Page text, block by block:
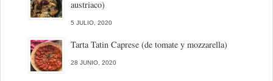
austriaco)
5 JULIO, 2020
Tarta Tatin Caprese (de tomate y mozzarella)
28 JUNIO, 2020